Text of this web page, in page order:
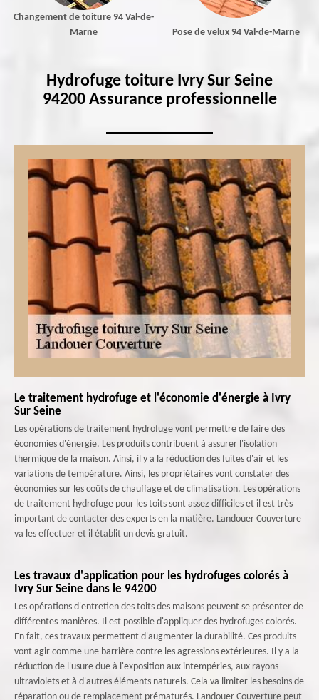
Changement de toiture 94 Val-de-
Marne
Pose de velux 94 Val-de-Marne
Hydrofuge toiture Ivry Sur Seine
94200 Assurance professionnelle
Le traitement hydrofuge et l'économie d'énergie à Ivry
Sur Seine
Les opérations de traitement hydrofuge vont permettre de faire des
économies d'énergie. Les produits contribuent à assurer l'isolation
thermique de la maison. Ainsi, il y a la réduction des fuites d'air et les
variations de température. Ainsi, les propriétaires vont constater des
économies sur les coûts de chauffage et de climatisation. Les opérations
de traitement hydrofuge pour les toits sont assez difficiles et il est très
important de contacter des experts en la matière. Landouer Couverture
va les effectuer et il établit un devis gratuit.
Les travaux d'application pour les hydrofuges colorés à
Ivry Sur Seine dans le 94200
Les opérations d'entretien des toits des maisons peuvent se présenter de
différentes manières. Il est possible d'appliquer des hydrofuges colorés.
En fait, ces travaux permettent d'augmenter la durabilité. Ces produits
vont agir comme une barrière contre les agressions extérieures. Il y a la
réduction de l'usure due à l'exposition aux intempéries, aux rayons
ultraviolets et à d'autres éléments naturels. Cela va limiter les besoins de
réparation ou de remplacement prématurés. Landouer Couverture peut